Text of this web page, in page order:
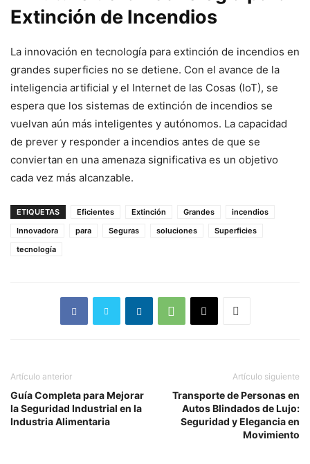
Extinción de Incendios
La innovación en tecnología para extinción de incendios en
grandes superficies no se detiene. Con el avance de la
inteligencia artificial y el Internet de las Cosas (IoT), se
espera que los sistemas de extinción de incendios se
vuelvan aún más inteligentes y autónomos. La capacidad
de prever y responder a incendios antes de que se
conviertan en una amenaza significativa es un objetivo
cada vez más alcanzable.
ETIQUETAS Eficientes Extinción Grandes
incendios
Innovadora
para Seguras soluciones
Superficies
tecnología
Artículo anterior
Guía Completa para Mejorar
la Seguridad Industrial en la
Industria Alimentaria
Artículo siguiente
Transporte de Personas en
Autos Blindados de Lujo:
Seguridad y Elegancia en
Movimiento